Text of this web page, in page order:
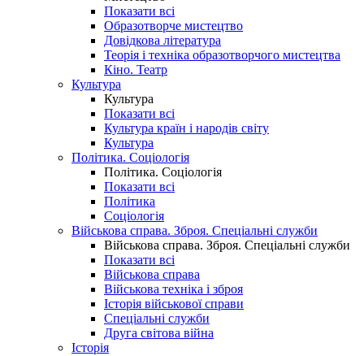
Показати всі
Образотворче мистецтво
Довідкова література
Теорія і техніка образотворчого мистецтва
Кіно. Театр
Культура
Культура
Показати всі
Культура країн і народів світу
Культура
Політика. Соціологія
Політика. Соціологія
Показати всі
Політика
Соціологія
Військова справа. Зброя. Спеціальні служби
Військова справа. Зброя. Спеціальні служби
Показати всі
Військова справа
Військова техніка і зброя
Історія військової справи
Спеціальні служби
Друга світова війна
Історія